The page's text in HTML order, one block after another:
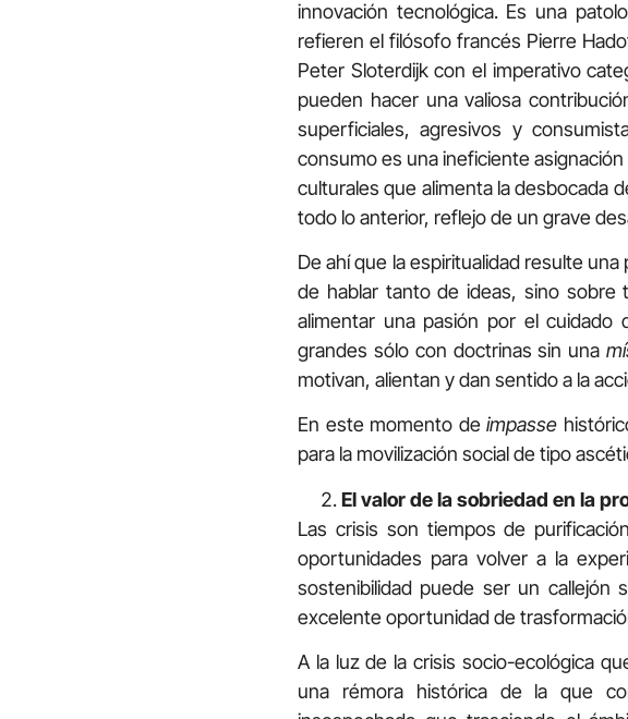
innovación tecnológica. Es una
refieren el filósofo francés Pierre
Peter Sloterdijk con el imperativo
pueden hacer una valiosa
superficiales, agresivos y
consumo es una ineficiente
culturales que alimenta la desbocada
todo lo anterior, reflejo de un grave
De ahí que la espiritualidad resulte
de hablar tanto de ideas, sino
alimentar una pasión por el
grandes sólo con doctrinas sin una
motivan, alientan y dan sentido a la
En este momento deimpasse
para la movilización social de tipo
El valor de la sobriedad en la
Las crisis son tiempos de
oportunidades para volver a la
sostenibilidad puede ser un callejón
excelente oportunidad de
A la luz de la crisis socio-ecológica
una rémora histórica de la que